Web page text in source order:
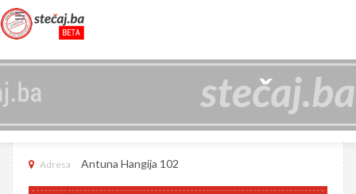
RIFACITORE D.O.O.SARAJEVO
421806800008
Adresa Antuna Hangija 102